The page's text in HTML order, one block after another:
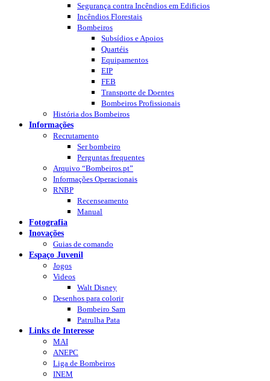
Segurança contra Incêndios em Edificios
Incêndios Florestais
Bombeiros
Subsídios e Apoios
Quartéis
Equipamentos
EIP
FEB
Transporte de Doentes
Bombeiros Profissionais
História dos Bombeiros
Informações
Recrutamento
Ser bombeiro
Perguntas frequentes
Arquivo “Bombeiros.pt”
Informações Operacionais
RNBP
Recenseamento
Manual
Fotografia
Inovações
Guias de comando
Espaço Juvenil
Jogos
Videos
Walt Disney
Desenhos para colorir
Bombeiro Sam
Patrulha Pata
Links de Interesse
MAI
ANEPC
Liga de Bombeiros
INEM